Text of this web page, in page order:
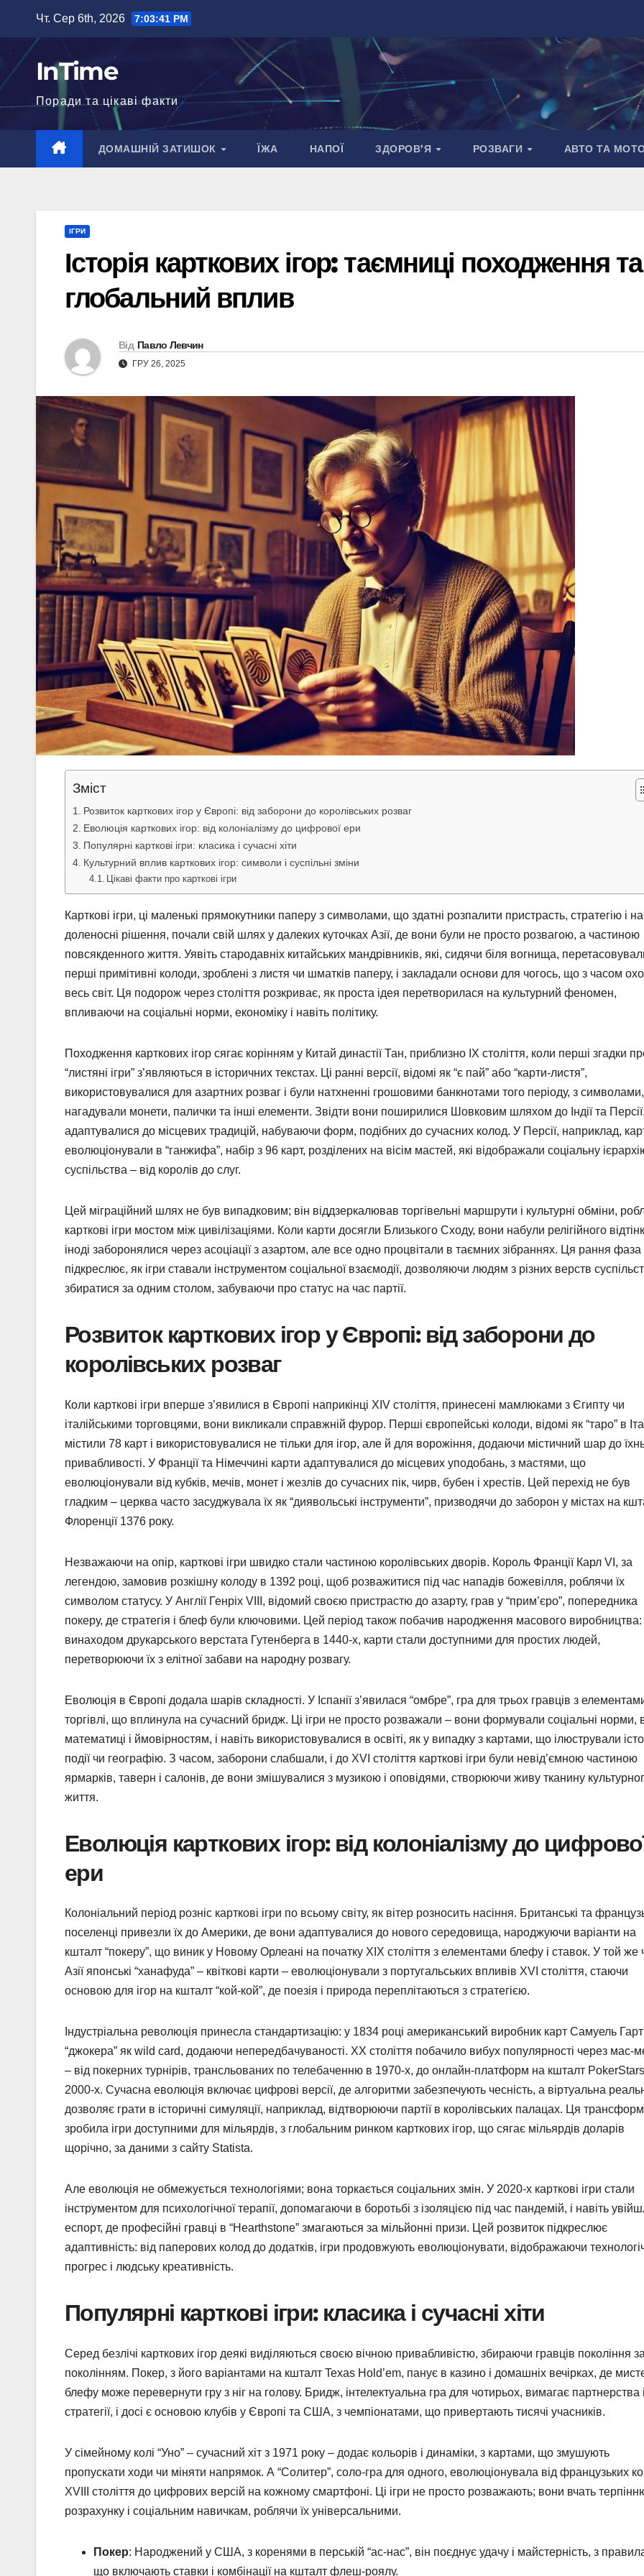
вмісту
Чт. Сер 6th, 2026 7:03:42 PM
InTime
Поради та цікаві факти
ДОМАШНІЙ ЗАТИШОК ЇЖА НАПОЇ ЗДОРОВ’Я РОЗВАГИ АВТО ТА
ІГРИ
Історія карткових ігор: таємниці походження та
глобальний вплив
Від Павло Левчин
ГРУ 26, 2025
Зміст
Розвиток карткових ігор у Європі: від заборони до королівських розваг
Еволюція карткових ігор: від колоніалізму до цифрової ери
Популярні карткові ігри: класика і сучасні хіти
Культурний вплив карткових ігор: символи і суспільні зміни
Цікаві факти про карткові ігри
Карткові ігри, ці маленькі прямокутники паперу з символами, що здатні розпалити пристрасть, стратегію і
доленосні рішення, почали свій шлях у далеких куточках Азії, де вони були не просто розвагою, а частиною
повсякденного життя. Уявіть стародавніх китайських мандрівників, які, сидячи біля вогнища,
перші примітивні колоди, зроблені з листя чи шматків паперу, і закладали основи для чогось, що з часом
весь світ. Ця подорож через століття розкриває, як проста ідея перетворилася на культурний феномен,
впливаючи на соціальні норми, економіку і навіть політику.
Походження карткових ігор сягає корінням у Китай династії Тан, приблизно IX століття, коли перші згадки
“листяні ігри” з’являються в історичних текстах. Ці ранні версії, відомі як “є пай” або “карти-листя”,
використовувалися для азартних розваг і були натхненні грошовими банкнотами того періоду, з
нагадували монети, палички та інші елементи. Звідти вони поширилися Шовковим шляхом до Індії та
адаптувалися до місцевих традицій, набуваючи форм, подібних до сучасних колод. У Персії, наприклад,
еволюціонували в “ганжифа”, набір з 96 карт, розділених на вісім мастей, які відображали соціальну
суспільства – від королів до слуг.
Цей міграційний шлях не був випадковим; він віддзеркалював торгівельні маршрути і культурні обміни,
карткові ігри мостом між цивілізаціями. Коли карти досягли Близького Сходу, вони набули релігійного
іноді заборонялися через асоціації з азартом, але все одно процвітали в таємних зібраннях. Ця рання фаза
підкреслює, як ігри ставали інструментом соціальної взаємодії, дозволяючи людям з різних верств
збиратися за одним столом, забуваючи про статус на час партії.
Розвиток карткових ігор у Європі: від заборони до
королівських розваг
Коли карткові ігри вперше з’явилися в Європі наприкінці XIV століття, принесені мамлюками з Єгипту чи
італійськими торговцями, вони викликали справжній фурор. Перші європейські колоди, відомі як “таро” в
містили 78 карт і використовувалися не тільки для ігор, але й для ворожіння, додаючи містичний шар до
привабливості. У Франції та Німеччині карти адаптувалися до місцевих уподобань, з мастями, що
еволюціонували від кубків, мечів, монет і жезлів до сучасних пік, чирв, бубен і хрестів. Цей перехід не був
гладким – церква часто засуджувала їх як “диявольські інструменти”, призводячи до заборон у містах на
Флоренції 1376 року.
Незважаючи на опір, карткові ігри швидко стали частиною королівських дворів. Король Франції Карл VI, за
легендою, замовив розкішну колоду в 1392 році, щоб розважитися під час нападів божевілля, роблячи їх
символом статусу. У Англії Генріх VIII, відомий своєю пристрастю до азарту, грав у “прим’єро”, попередника
покеру, де стратегія і блеф були ключовими. Цей період також побачив народження масового виробництва:
винаходом друкарського верстата Гутенберга в 1440-х, карти стали доступними для простих людей,
перетворюючи їх з елітної забави на народну розвагу.
Еволюція в Європі додала шарів складності. У Іспанії з’явилася “омбре”, гра для трьох гравців з
торгівлі, що вплинула на сучасний бридж. Ці ігри не просто розважали – вони формували соціальні норми,
математиці і ймовірностям, і навіть використовувалися в освіті, як у випадку з картами, що ілюстрували
події чи географію. З часом, заборони слабшали, і до XVI століття карткові ігри були невід’ємною частиною
ярмарків, таверн і салонів, де вони змішувалися з музикою і оповідями, створюючи живу тканину
життя.
Еволюція карткових ігор: від колоніалізму до
ери
Колоніальний період розніс карткові ігри по всьому світу, як вітер розносить насіння. Британські та
поселенці привезли їх до Америки, де вони адаптувалися до нового середовища, народжуючи варіанти на
кшталт “покеру”, що виник у Новому Орлеані на початку XIX століття з елементами блефу і ставок. У той же
Азії японські “ханафуда” – квіткові карти – еволюціонували з португальських впливів XVI століття, стаючи
основою для ігор на кшталт “кой-кой”, де поезія і природа переплітаються з стратегією.
Індустріальна революція принесла стандартизацію: у 1834 році американський виробник карт Самуель Гарт
“джокера” як wild card, додаючи непередбачуваності. XX століття побачило вибух популярності через мас-
– від покерних турнірів, трансльованих по телебаченню в 1970-х, до онлайн-платформ на кшталт
2000-х. Сучасна еволюція включає цифрові версії, де алгоритми забезпечують чесність, а віртуальна
дозволяє грати в історичні симуляції, наприклад, відтворюючи партії в королівських палацах. Ця
зробила ігри доступними для мільярдів, з глобальним ринком карткових ігор, що сягає мільярдів доларів
щорічно, за даними з сайту Statista.
Але еволюція не обмежується технологіями; вона торкається соціальних змін. У 2020-х карткові ігри стали
інструментом для психологічної терапії, допомагаючи в боротьбі з ізоляцією під час пандемій, і навіть
еспорт, де професійні гравці в “Hearthstone” змагаються за мільйонні призи. Цей розвиток підкреслює
адаптивність: від паперових колод до додатків, ігри продовжують еволюціонувати, відображаючи
прогрес і людську креативність.
Популярні карткові ігри: класика і сучасні хіти
Серед безлічі карткових ігор деякі виділяються своєю вічною привабливістю, збираючи гравців покоління за
поколінням. Покер, з його варіантами на кшталт Texas Hold’em, панує в казино і домашніх вечірках, де
блефу може перевернути гру з ніг на голову. Бридж, інтелектуальна гра для чотирьох, вимагає партнерства і
стратегії, і досі є основою клубів у Європі та США, з чемпіонатами, що привертають тисячі учасників.
У сімейному колі “Уно” – сучасний хіт з 1971 року – додає кольорів і динаміки, з картами, що змушують
пропускати ходи чи міняти напрямок. А “Солитер”, соло-гра для одного, еволюціонувала від французьких
XVIII століття до цифрових версій на кожному смартфоні. Ці ігри не просто розважають; вони вчать
розрахунку і соціальним навичкам, роблячи їх універсальними.
Покер: Народжений у США, з коренями в перській “ас-нас”, він поєднує удачу і майстерність, з
що включають ставки і комбінації на кшталт флеш-роялу.